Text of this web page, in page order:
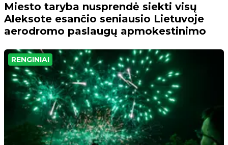
Miesto taryba nusprendė siekti visų
Aleksote esančio seniausio Lietuvoje
aerodromo paslaugų apmokestinimo
RENGINIAI